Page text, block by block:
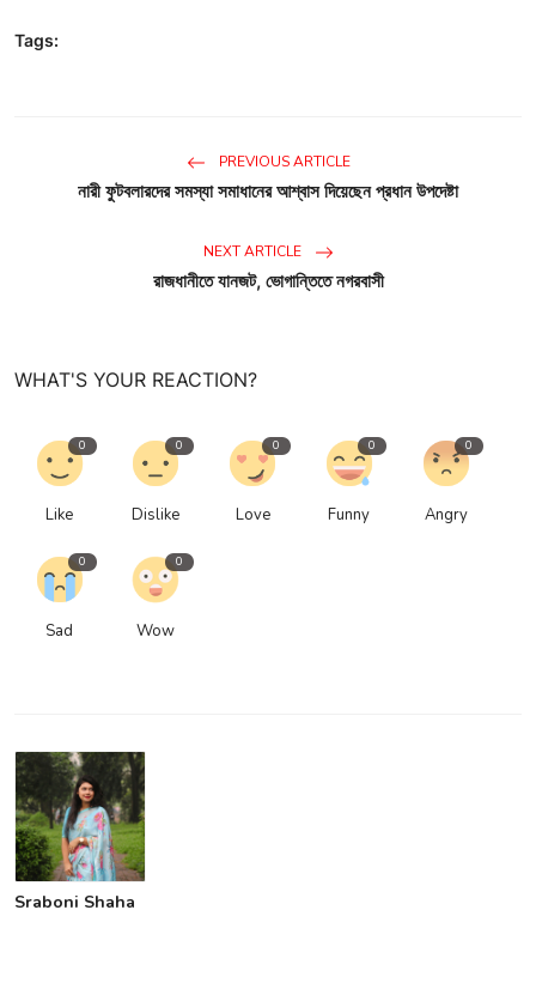
Tags:
PREVIOUS ARTICLE
নারী ফুটবলারদের সমস্যা সমাধানের আশ্বাস দিয়েছেন প্রধান উপদেষ্টা
NEXT ARTICLE
রাজধানীতে যানজট, ভোগান্তিতে নগরবাসী
WHAT'S YOUR REACTION?
0
Like
0
Dislike
0
Love
0
Funny
0
Angry
0
Sad
0
Wow
Sraboni Shaha